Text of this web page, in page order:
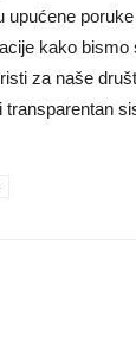
upućene
kako
za naše